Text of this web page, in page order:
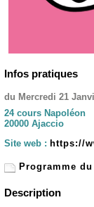
Infos pratiques
du Mercredi 21
24 cours Napoléon
20000 Ajaccio
Site web : https://
Programme
Description